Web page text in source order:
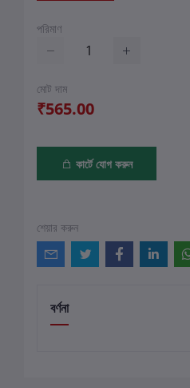
পরিমাণ
মোট দাম
₹565.00
কার্টে যোগ করুন
শেয়ার করুন
বর্ণনা